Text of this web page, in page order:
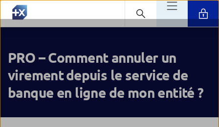
PRO – Comment annuler un
virement depuis le service de
banque en ligne de mon entité ?